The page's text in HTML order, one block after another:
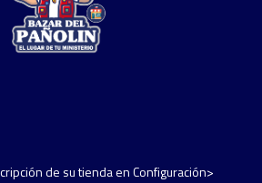
de su tienda en Configuración>